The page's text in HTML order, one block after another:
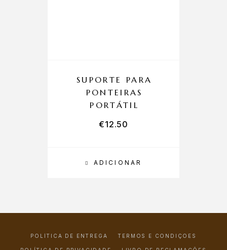
ADICIONAR
SUPORTE PARA
PONTEIRAS
PORTÁTIL
€12.50
POLÍTICA DE ENTREGA TERMOS E CONDIÇÕES